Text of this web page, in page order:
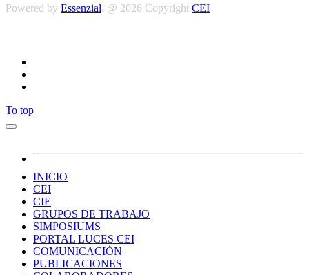
Powered by Essenzial. @ 2026 Copyright CEI
To top
INICIO
CEI
CIE
GRUPOS DE TRABAJO
SIMPOSIUMS
PORTAL LUCES CEI
COMUNICACIÓN
PUBLICACIONES